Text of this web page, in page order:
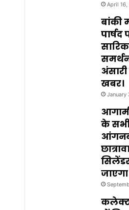
April
बांकी
पार्षद
खबर।
January
के